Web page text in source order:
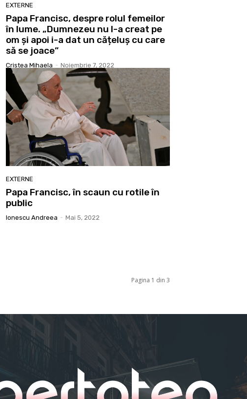
EXTERNE
Papa Francisc, despre rolul femeilor
în lume. „Dumnezeu nu l-a creat pe
om și apoi i-a dat un cățeluș cu care
să se joace”
Cristea Mihaela - Noiembrie 7, 2022
EXTERNE
Papa Francisc, în scaun cu rotile în
public
Ionescu Andreea - Mai 5, 2022
Pagina 1 din 3